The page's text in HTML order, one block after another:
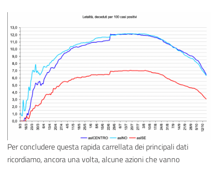
Per concludere questa rapida carrellata dei principali dati
ricordiamo, ancora una volta, alcune azioni che vanno